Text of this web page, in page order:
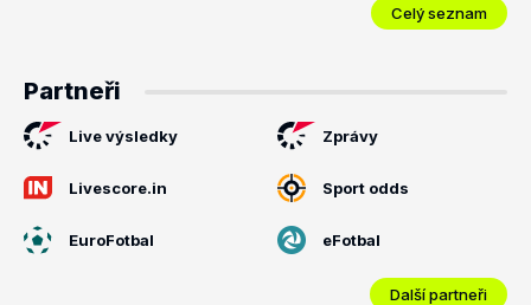
Celý seznam
Partneři
Live výsledky Zprávy
Livescore.in Sport odds
EuroFotbal eFotbal
Další partneři